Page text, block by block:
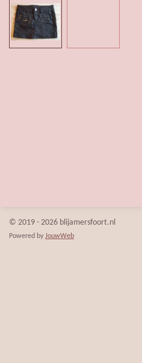
© 2019 - 2026 blijamersfoort.nl
Powered by JouwWeb